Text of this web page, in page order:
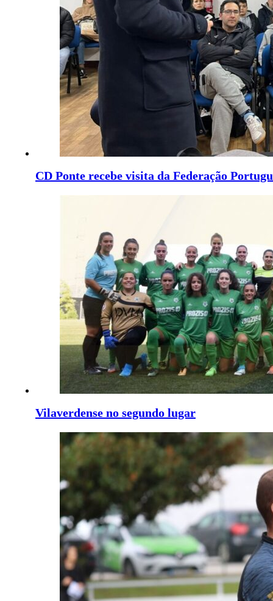
CD Ponte recebe visita da Federação
Vilaverdense no segundo lugar